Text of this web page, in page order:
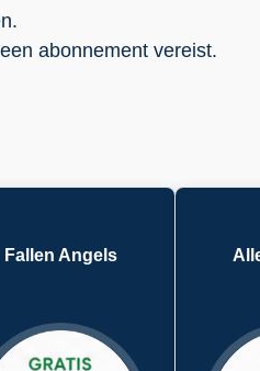
abonnement vereist.
Fallen Angels